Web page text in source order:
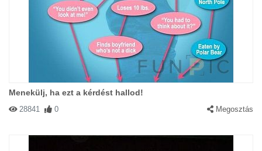
Menekülj, ha ezt a kérdést hallod!
28841 0 Megosztás